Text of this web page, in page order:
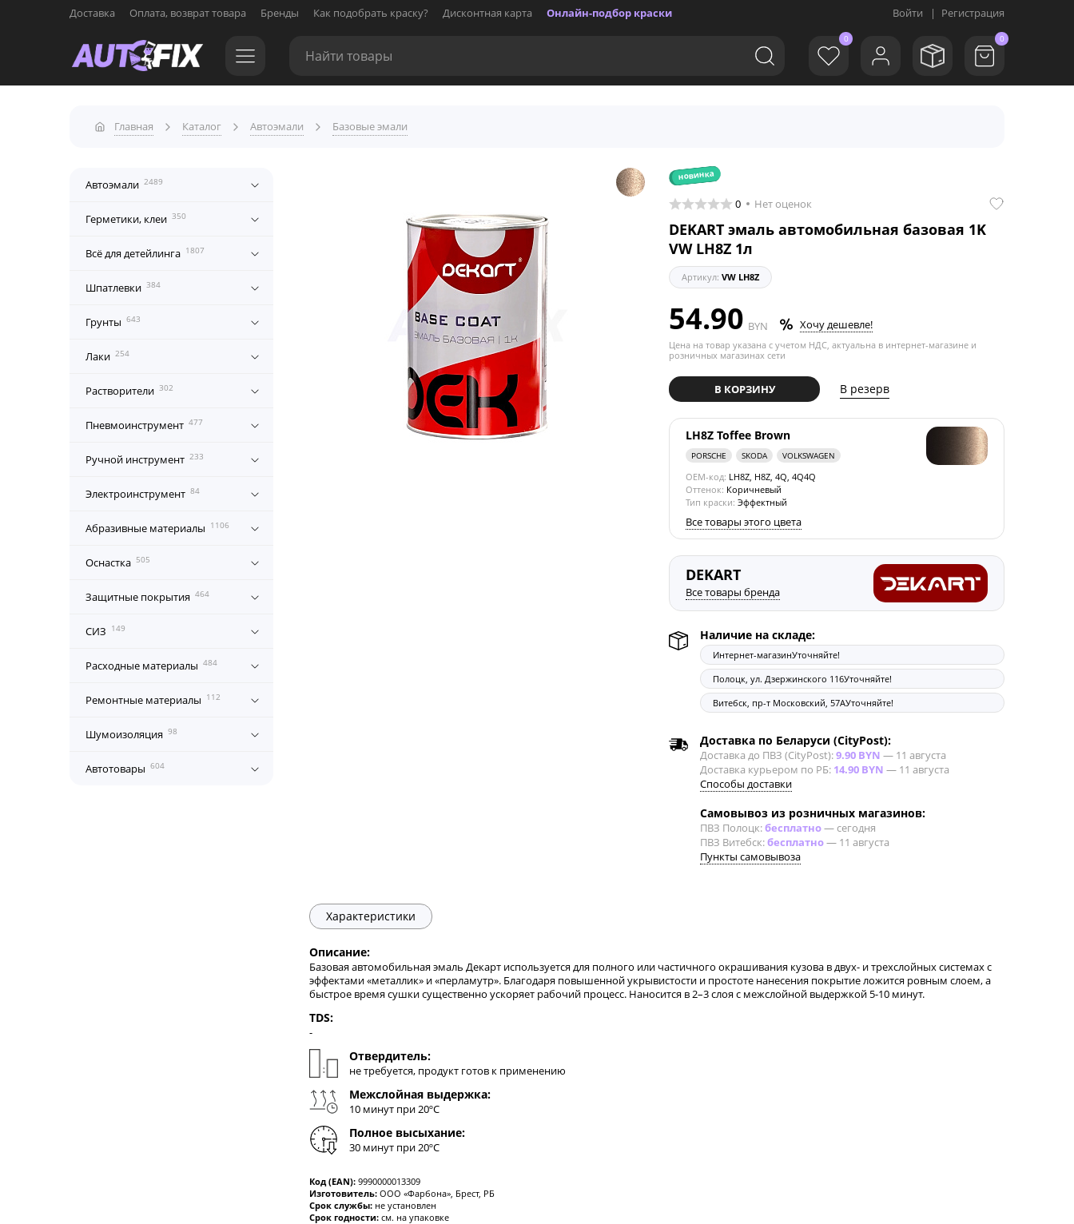
Доставка Оплата, возврат товара Бренды Как подобрать краску? Дисконтная карта Онлайн-подбор краски Войти | Регистрация
0 0
Главная Каталог Автоэмали Базовые эмали
Автоэмали 2489
Герметики, клеи 350
Всё для детейлинга 1807
Шпатлевки 384
Грунты 643
Лаки 254
Растворители 302
Пневмоинструмент 477
Ручной инструмент 233
Электроинструмент 84
Абразивные материалы 1106
Оснастка 505
Защитные покрытия 464
СИЗ 149
Расходные материалы 484
Ремонтные материалы 112
Шумоизоляция 98
Автотовары 604
новинка
0 Нет оценок
DEKART эмаль автомобильная базовая 1K
VW LH8Z 1л
Артикул: VW LH8Z
54.90 BYN Хочу дешевле!
Цена на товар указана с учетом НДС, актуальна в интернет-магазине и
розничных магазинах сети
В КОРЗИНУ В резерв
LH8Z Toffee Brown
PORSCHE SKODA VOLKSWAGEN
OEM-код: LH8Z, H8Z, 4Q, 4Q4Q
Оттенок: Коричневый
Тип краски: Эффектный
Все товары этого цвета
DEKART
Все товары бренда
Наличие на складе:
Интернет-магазинУточняйте!
Полоцк, ул. Дзержинского 116Уточняйте!
Витебск, пр-т Московский, 57АУточняйте!
Доставка по Беларуси (CityPost):
Доставка до ПВЗ (CityPost):9.90 BYN — 11 августа
Доставка курьером по РБ: 14.90 BYN — 11 августа
Способы доставки
Самовывоз из розничных магазинов:
ПВЗ Полоцк:бесплатно—сегодня
ПВЗ Витебск:бесплатно— 11 августа
Пункты самовывоза
Характеристики
Описание:
Базовая автомобильная эмаль Декарт используется для полного или частичного окрашивания кузова в двух- и трехслойных системах с
эффектами «металлик» и «перламутр». Благодаря повышенной укрывистости и простоте нанесения покрытие ложится ровным слоем, а
быстрое время сушки существенно ускоряет рабочий процесс. Наносится в 2–3 слоя с межслойной выдержкой 5-10 минут.
TDS:
-
Отвердитель:
не требуется, продукт готов к применению
Межслойная выдержка:
10 минут при 20ºC
Полное высыхание:
30 минут при 20ºC
Код (EAN): 9990000013309
Изготовитель: ООО «Фарбона», Брест, РБ
Срок службы: не установлен
Срок годности: см. на упаковке